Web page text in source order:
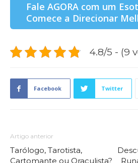
Fale AGORA com um
Comece a Direcionar
4.8/5 - (9
Facebook Twitter
Artigo anterior
Tarólogo, Tarotista,
Cartomante ou Oraculista?